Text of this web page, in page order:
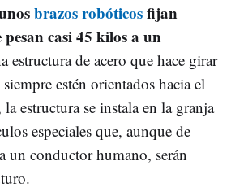
brazos robóticosfijan
pesan casi 45 kilos a un
estructura de acero que hace girar
estén orientados hacia el
estructura se instala en la granja
especiales que, aunque de
un conductor humano, serán